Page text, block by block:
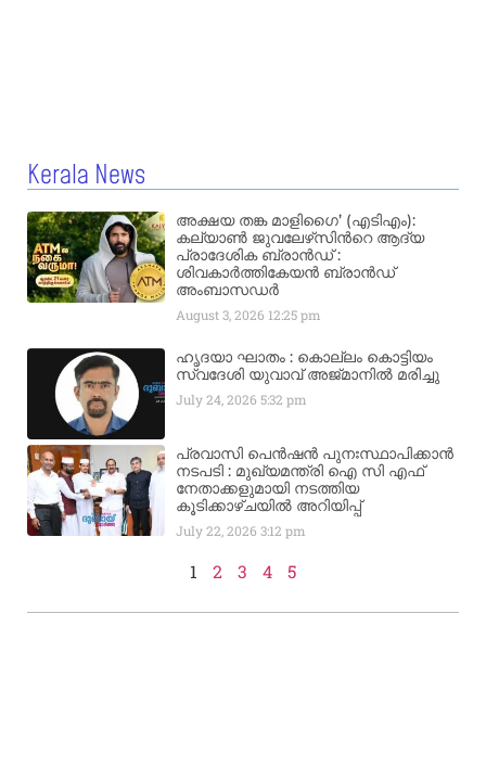
Kerala News
അക്ഷയ തങ്ക മാളിഗൈ’ (എടിഎം):
കല്യാണ്‍ ജുവലേഴ്‌സിന്‍റെ ആദ്യ
പ്രാദേശിക ബ്രാന്‍ഡ് :
ശിവകാര്‍ത്തികേയന്‍ ബ്രാന്‍ഡ്
അംബാസഡര്‍
August 3, 2026 12:25 pm
ഹൃദയാ ഘാതം : കൊല്ലം കൊട്ടിയം
സ്വദേശി യുവാവ് അജ്മാനിൽ മരിച്ചു
July 24, 20265:32 pm
പ്രവാസി പെൻഷൻ പുനഃസ്ഥാപിക്കാൻ
നടപടി : മുഖ്യമന്ത്രി ഐ സി എഫ്
നേതാക്കളുമായി നടത്തിയ
കൂടിക്കാഴ്ചയിൽ അറിയിപ്പ്
July 22, 20263:12 pm
1 2 3 4 5